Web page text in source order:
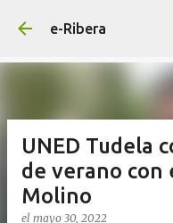
e-Ribera
UNED Tudela
de verano con
Molino
el mayo 30, 2022